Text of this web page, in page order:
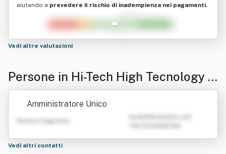
aiutando a prevedere il rischio di inadempienza nei pagamenti.
Vedi altre valutazioni
Persone in Hi-Tech High Tecnology I
n Biology And Medicine Srl Con Sigl
Amministratore Unico
Nome e Cognome
Vedi altri contatti